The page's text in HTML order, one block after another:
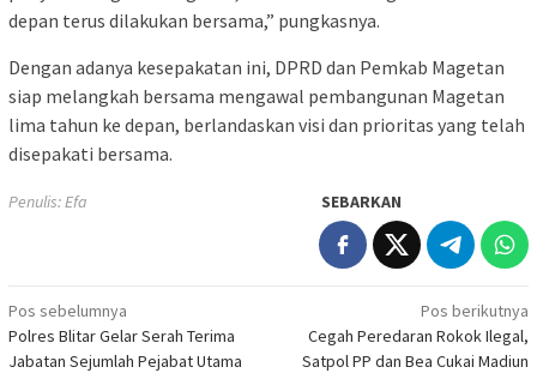
depan terus dilakukan bersama,” pungkasnya.
Dengan adanya kesepakatan ini, DPRD dan Pemkab Magetan
siap melangkah bersama mengawal pembangunan Magetan
lima tahun ke depan, berlandaskan visi dan prioritas yang telah
disepakati bersama.
Penulis: Efa SEBARKAN
Navigasi
pos
Pos sebelumnya
Polres Blitar Gelar Serah Terima
Jabatan Sejumlah Pejabat Utama
Pos berikutnya
Cegah Peredaran Rokok Ilegal,
Satpol PP dan Bea Cukai Madiun